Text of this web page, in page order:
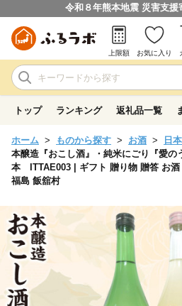
令和８年熊本地震 災害支援
上限額 お気に入り
トップ ランキング 返礼品一覧
ホーム ものから探す お酒
日
本醸造『おこし酒』・純米にごり『愛の
本 ITTAE003 | ギフト 贈り物 贈答 お酒
福島 飯舘村